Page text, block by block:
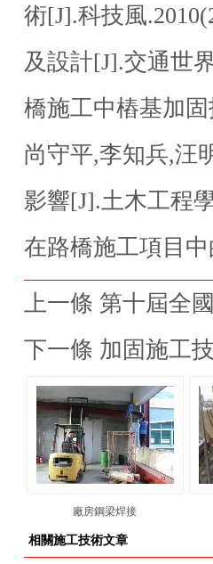
術[J].科技風
及設計[J].交通世
橋施工中樁基加
尚守平,李知兵,汪
影響[J].土木工程
在路橋施工項目
上一條 第十屆全
下一條 加固施工
廠房鋼梁焊接
相關施工技術文章